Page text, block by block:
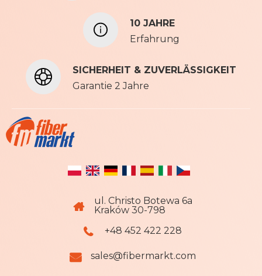
N
e
w
10 JAHRE
Erfahrung
SICHERHEIT & ZUVERLÄSSIGKEIT
Garantie 2 Jahre
ul. Christo Botewa 6a
Kraków 30-798
+48 452 422 228
sales@fibermarkt.com